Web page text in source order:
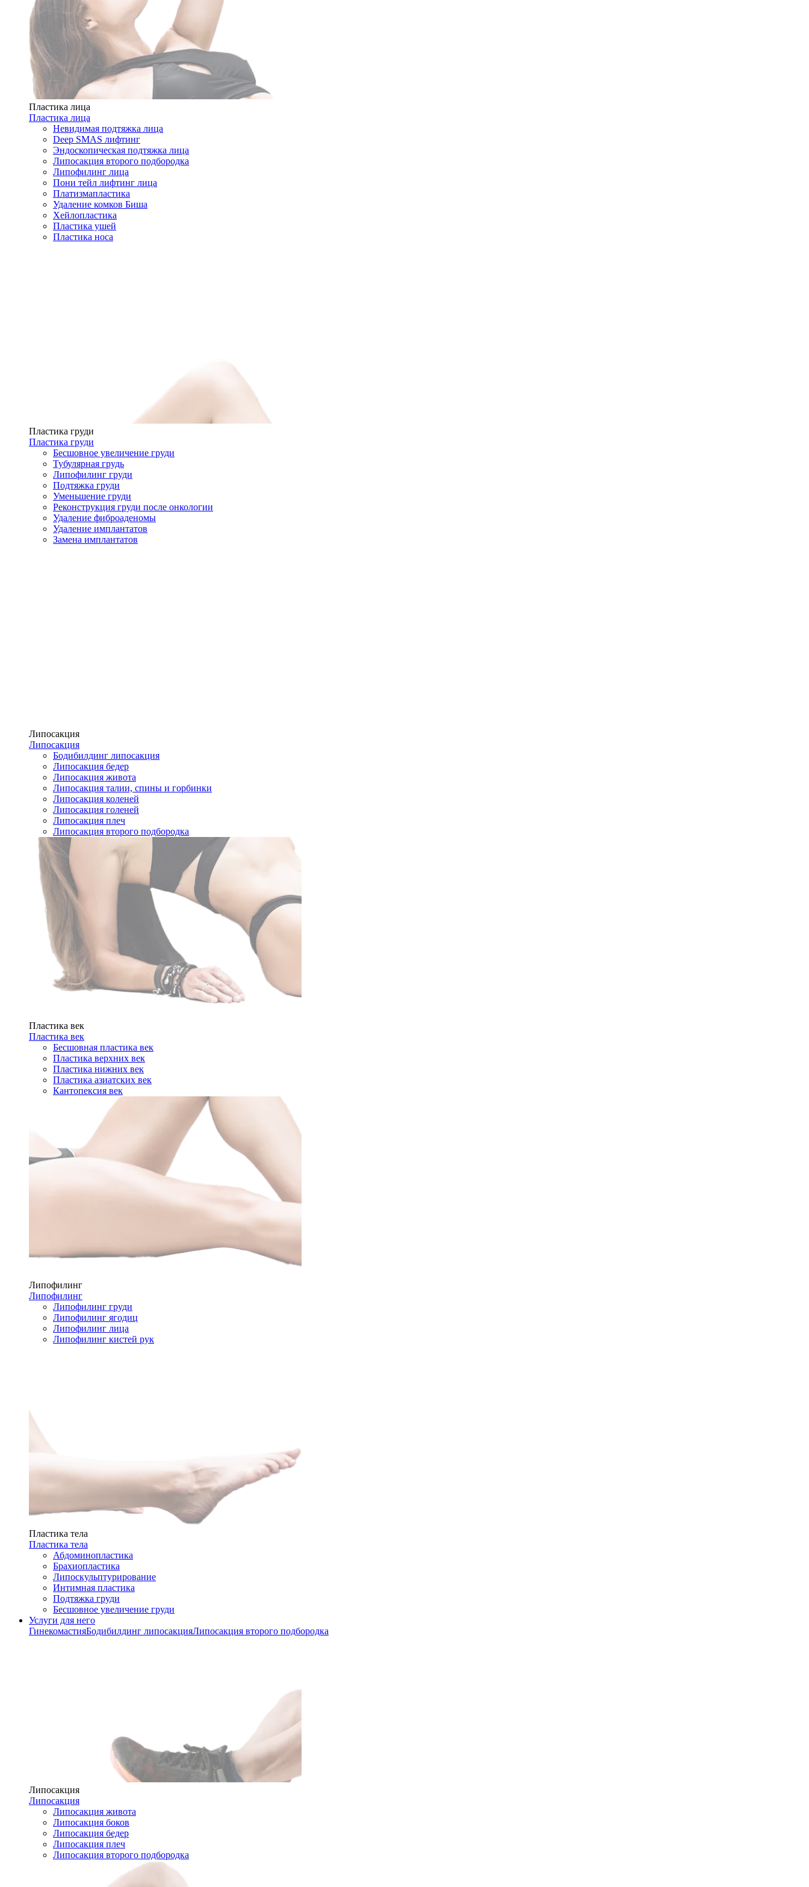
Пластика лица
Пластика лица
Невидимая подтяжка лица
Deep SMAS лифтинг
Эндоскопическая подтяжка лица
Липосакция второго подбородка
Липофилинг лица
Пони тейл лифтинг лица
Платизмапластика
Удаление комков Биша
Хейлопластика
Пластика ушей
Пластика носа
Пластика груди
Пластика груди
Бесшовное увеличение груди
Тубулярная грудь
Липофилинг груди
Подтяжка груди
Уменьшение груди
Реконструкция груди после онкологии
Удаление фиброаденомы
Удаление имплантатов
Замена имплантатов
Липосакция
Липосакция
Бодибилдинг липосакция
Липосакция бедер
Липосакция живота
Липосакция талии, спины и горбинки
Липосакция коленей
Липосакция голеней
Липосакция плеч
Липосакция второго подбородка
Пластика век
Пластика век
Бесшовная пластика век
Пластика верхних век
Пластика нижних век
Пластика азиатских век
Кантопексия век
Липофилинг
Липофилинг
Липофилинг груди
Липофилинг ягодиц
Липофилинг лица
Липофилинг кистей рук
Пластика тела
Пластика тела
Абдоминопластика
Брахиопластика
Липоскульптурирование
Интимная пластика
Подтяжка груди
Бесшовное увеличение груди
Услуги для него
ГинекомастияБодибилдинг липосакцияЛипосакция второго подбородка
Липосакция
Липосакция
Липосакция живота
Липосакция боков
Липосакция бедер
Липосакция плеч
Липосакция второго подбородка